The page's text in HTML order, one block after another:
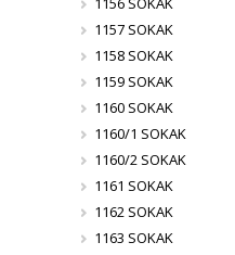
1157 SOKAK
1158 SOKAK
1159 SOKAK
1160 SOKAK
1160/1 SOKAK
1160/2 SOKAK
1161 SOKAK
1162 SOKAK
1163 SOKAK